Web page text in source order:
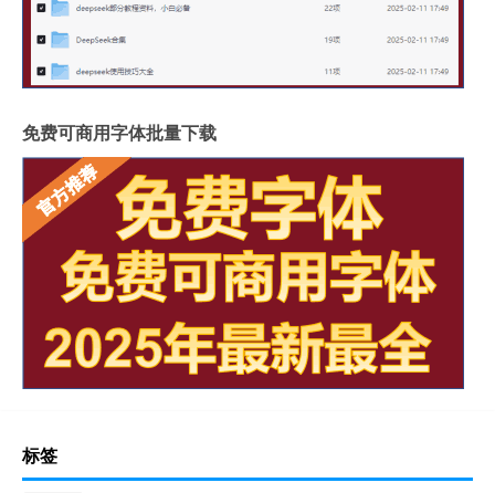
免费可商用字体批量下载
标签